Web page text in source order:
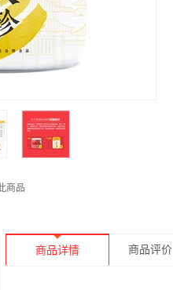
商品
商品详情 商品评价